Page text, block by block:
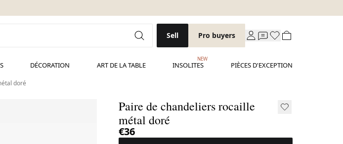
Sell Pro buyers
DÉCORATION ART DE LA TABLE INSOLITES
NEW
PIÈCES D'EXCEPTION
doré
Paire de chandeliers rocaille
métal doré
€36